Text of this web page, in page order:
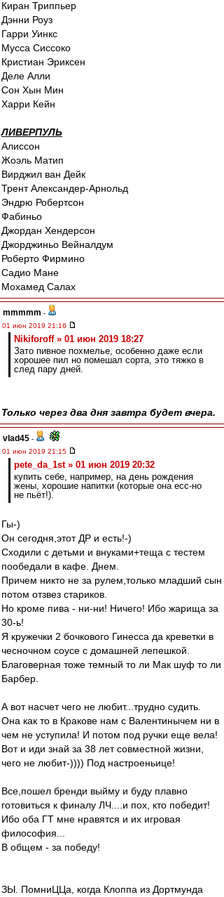
Киран Триппьер
Дэнни Роуз
Гарри Уинкс
Мусса Сиссоко
Кристиан Эриксен
Деле Алли
Сон Хын Мин
Харри Кейн
ЛИВЕРПУЛЬ
Алиссон
Жоэль Матип
Вирджил ван Дейк
Трент Александер-Арнольд
Эндрю Робертсон
Фабиньо
Джордан Хендерсон
Джорджиньо Вейналдум
Роберто Фирмино
Садио Мане
Мохамед Салах
mmmmm -
01 июн 2019 21:16
Nikiforoff » 01 июн 2019 18:27
Зато пивное похмелье, особенно даже если
хорошее пил но помешал сорта, это тяжко в
след пару дней.
Только через два дня завтра будет вчера.
vlad45 -
01 июн 2019 21:15
pete_da_1st » 01 июн 2019 20:32
купить себе, например, на день рождения
жены, хорошие напитки (которые она есс-но
не пьёт!).
Гы-)
Он сегодня,этот ДР и есть!-)
Сходили с детьми и внуками+теща с тестем
пообедали в кафе. Днем.
Причем никто не за рулем,только младший сын
потом отзвез стариков.
Но кроме пива - ни-ни! Ничего! Ибо жарища за
30-ь!
Я кружечки 2 бочкового Гинесса да креветки в
чесночном соусе с домашней лепешкой.
Благоверная тоже темный то ли Мак шуф то ли
Барбер.
А вот насчет чего не любит...трудно судить.
Она как то в Кракове нам с Валентинычем ни в
чем не уступила! И потом под ручки еще вела!
Вот и иди знай за 38 лет совместной жизни,
чего не любит-)))) Под настроеньице!
Все,пошел бренди выйму и буду плавно
готовиться к финалу ЛЧ....и пох, кто победит!
Ибо оба ГТ мне нравятся и их игровая
философия...
В общем - за победу!
ЗЫ. ПомниЦЦа, когда Клоппа из Дортмунда